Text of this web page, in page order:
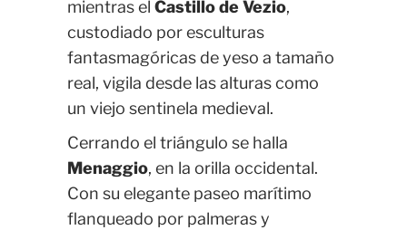
mientras el Castillo de Vezio,
custodiado por esculturas
fantasmagóricas de yeso a tamaño
real, vigila desde las alturas como
un viejo sentinela medieval.
Cerrando el triángulo se halla
Menaggio, en la orilla occidental.
Con su elegante paseo marítimo
flanqueado por palmeras y